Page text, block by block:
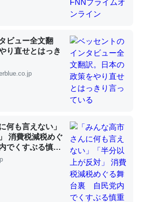
してるのでは」とあって面白い。海に
ガニ・ウミグモ）はカルシウムを使わ
る筈だが、酵素が違うのか？
】昆虫学の大問題＝「昆虫はなぜ海にいな
カルシウムを大量に使う脊椎動物と貝
な…。腹足類だと殻を無くしてナメク
】昆虫学の大問題＝「昆虫はなぜ海にいな
ビュー全文翻
り直せとはっき
何も言えない」
消費税減税めぐ
でくすぶる慎重
ライト】｜FNN